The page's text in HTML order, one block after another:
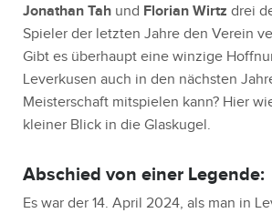
Jonathan Tah und Florian Wirtz drei
Spieler der letzten Jahre den Verein
Gibt es überhaupt eine winzige
Leverkusen auch in den nächsten
Meisterschaft mitspielen kann? Hier
kleiner Blick in die Glaskugel.
Abschied von einer Legende:
Es war der 14. April 2024, als man in